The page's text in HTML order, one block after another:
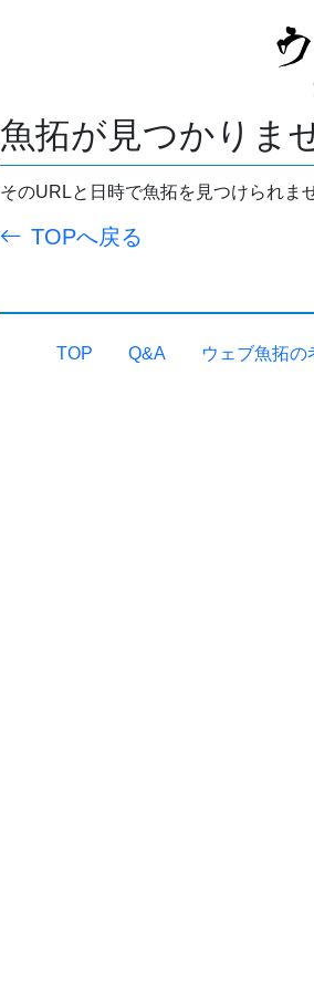
魚拓が見つかりま
そのURLと日時で魚拓を見つけられま
TOPへ戻る
TOP Q&A ウェブ魚拓の